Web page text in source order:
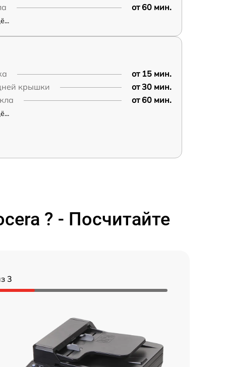
от 60 мин.
от 15 мин.
крышки
от 30 мин.
от 60 мин.
? - Посчитайте
3